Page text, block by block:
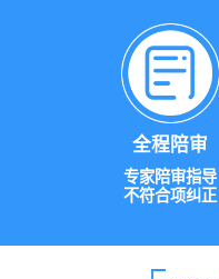
全程陪审
专家陪审指导
不符合项纠正